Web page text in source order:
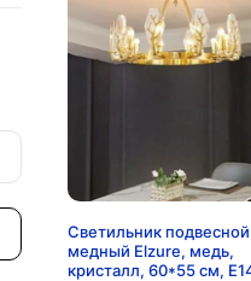
Светильник подвесной
медный Elzure, медь,
кристалл, 60*55 см,